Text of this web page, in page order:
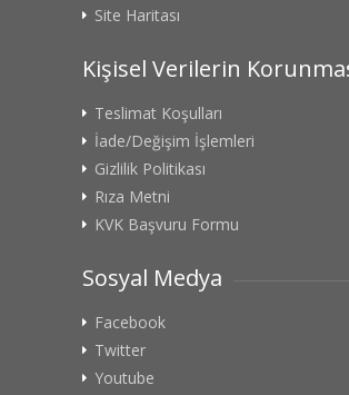
Site Haritası
Kişisel Verilerin
Teslimat Koşulları
İade/Değişim İşlemleri
Gizlilik Politikası
Rıza Metni
KVK Başvuru Formu
Sosyal Medya
Facebook
Twitter
Youtube